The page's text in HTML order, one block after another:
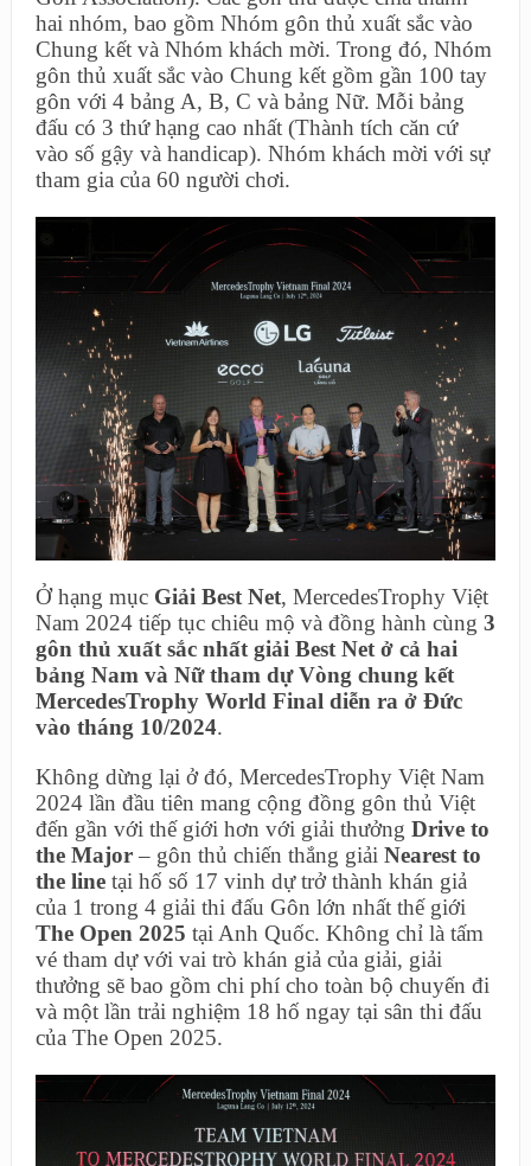
hai nhóm, bao gồm Nhóm gôn thủ xuất sắc vào
Chung kết và Nhóm khách mời. Trong đó, Nhóm
gôn thủ xuất sắc vào Chung kết gồm gần 100 tay
gôn với 4 bảng A, B, C và bảng Nữ. Mỗi bảng
đấu có 3 thứ hạng cao nhất (Thành tích căn cứ
vào số gậy và handicap). Nhóm khách mời với sự
tham gia của 60 người chơi.
Ở hạng mục Giải Best Net, MercedesTrophy Việt
Nam 2024 tiếp tục chiêu mộ và đồng hành cùng 3
gôn thủ xuất sắc nhất giải Best Net ở cả hai
bảng Nam và Nữ tham dự Vòng chung kết
MercedesTrophy World Final diễn ra ở Đức
vào tháng 10/2024.
Không dừng lại ở đó, MercedesTrophy Việt Nam
2024 lần đầu tiên mang cộng đồng gôn thủ Việt
đến gần với thế giới hơn với giải thưởng Drive to
the Major– gôn thủ chiến thắng giải Nearest to
the linetại hố số 17 vinh dự trở thành khán giả
của 1 trong 4 giải thi đấu Gôn lớn nhất thế giới
The Open 2025 tại Anh Quốc. Không chỉ là tấm
vé tham dự với vai trò khán giả của giải, giải
thưởng sẽ bao gồm chi phí cho toàn bộ chuyến đi
và một lần trải nghiệm 18 hố ngay tại sân thi đấu
của The Open 2025.